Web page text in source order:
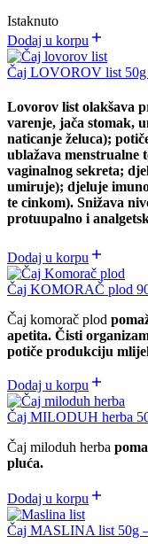
Istaknuto
Dodaj u korpu
Čaj LOVOROV list
Lovorov list olakšava
varenje, jača stomak,
naticanje želuca);
ublažava menstrualne
vaginalnog sekreta;
umiruje); djeluje
te cinkom). Snižava
protuupalno i
Dodaj u korpu
Čaj KOMORAČ plod
Čaj komorač plod
apetita. Čisti
potiče produkciju
Dodaj u korpu
Čaj MILODUH herba
Čaj miloduh herba
pluća.
Dodaj u korpu
Čaj MASLINA list 50g